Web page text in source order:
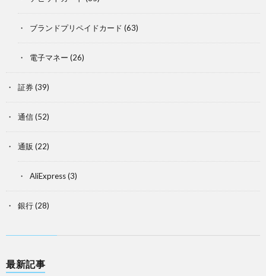
ブランドプリペイドカード (63)
電子マネー (26)
証券(39)
通信(52)
通販 (22)
AliExpress(3)
銀行(28)
最新記事